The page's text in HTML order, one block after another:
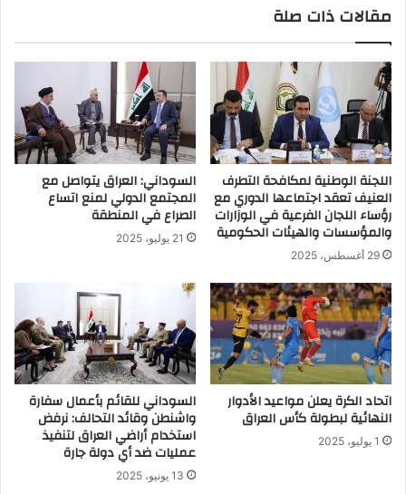
مقالات ذات صلة
اللجنة الوطنية لمكافحة التطرف
العنيف تعقد اجتماعها الدوري مع
رؤساء اللجان الفرعية في الوزارات
والمؤسسات والهيئات الحكومية
29 أغسطس، 2025
السوداني: العراق يتواصل مع
المجتمع الدولي لمنع اتساع
الصراع في المنطقة
21 يوليو، 2025
اتحاد الكرة يعلن مواعيد الأدوار
النهائية لبطولة كأس العراق
1 يوليو، 2025
السوداني للقائم بأعمال سفارة
واشنطن وقائد التحالف: نرفض
استخدام أراضي العراق لتنفيذ
عمليات ضد أي دولة جارة
13 يونيو، 2025